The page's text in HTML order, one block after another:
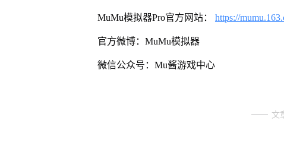
MuMu模拟器Pro官方网站： https://
官方微博：MuMu模拟器
微信公众号：Mu酱游戏中心
文